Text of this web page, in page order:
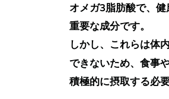
オメガ3脂肪酸で、健
重要な成分です。
しかし、これらは体
できないため、食事
積極的に摂取する必要